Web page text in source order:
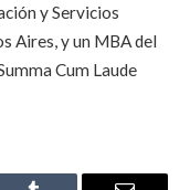
y Servicios
Aires, y un MBA del
Cum Laude